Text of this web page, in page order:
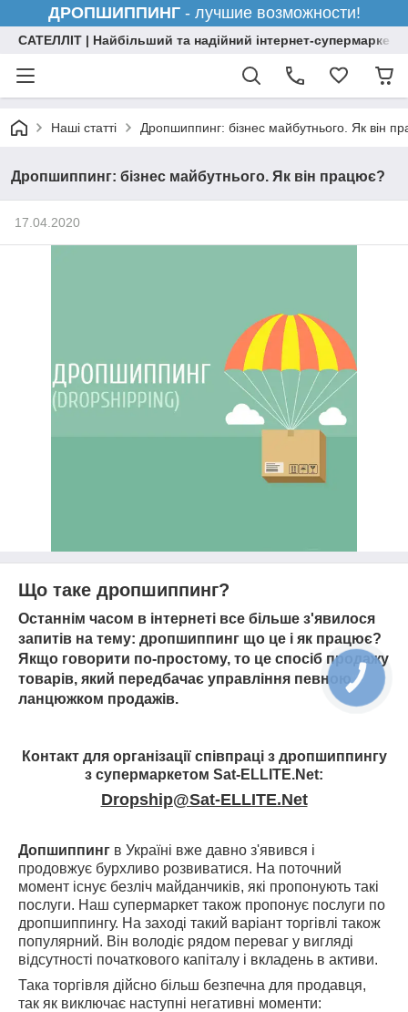
ДРОПШИППИНГ- лучшие возможности!
САТЕЛЛІТ | Найбільший та надійний інтернет-супермаркет
Наші статті Дропшиппинг: бізнес майбутнього. Як він
Дропшиппинг: бізнес майбутнього. Як він працює?
17.04.2020
Що таке дропшиппинг?
Останнім часом в інтернеті все більше з'явилося
запитів на тему: дропшиппинг що це і як працює?
Якщо говорити по-простому, то це спосіб продажу
товарів, який передбачає управління певною
ланцюжком продажів.
Контакт для організації співпраці з дропшиппингу
з супермаркетом Sat-ELLITE.Net:
Dropship@Sat-ELLITE.Net
Допшиппинг в Україні вже давно з'явився і
продовжує бурхливо розвиватися. На поточний
момент існує безліч майданчиків, які пропонують такі
послуги. Наш супермаркет також пропонує послуги по
дропшиппингу. На заході такий варіант торгівлі також
популярний. Він володіє рядом переваг у вигляді
відсутності початкового капіталу і вкладень в активи.
Така торгівля дійсно більш безпечна для продавця,
так як виключає наступні негативні моменти: